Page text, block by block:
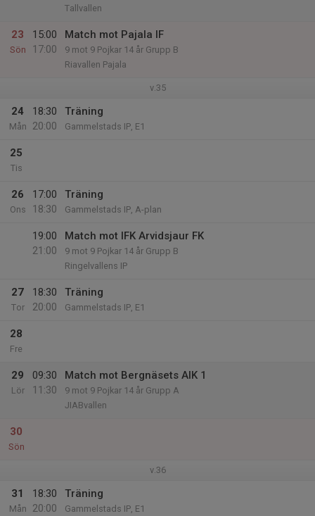
Tallvallen
23
Sön
15:00
17:00
Match mot Pajala IF
9 mot 9 Pojkar 14 år Grupp B
Riavallen Pajala
v.35
24
Mån
18:30
20:00
Träning
Gammelstads IP, E1
25
Tis
26
Ons
17:00
18:30
Träning
Gammelstads IP, A-plan
19:00
21:00
Match mot IFK Arvidsjaur FK
9 mot 9 Pojkar 14 år Grupp B
Ringelvallens IP
27
Tor
18:30
20:00
Träning
Gammelstads IP, E1
28
Fre
29
Lör
09:30
11:30
Match mot Bergnäsets AIK 1
9 mot 9 Pojkar 14 år Grupp A
JIABvallen
30
Sön
v.36
31
Mån
18:30
20:00
Träning
Gammelstads IP, E1